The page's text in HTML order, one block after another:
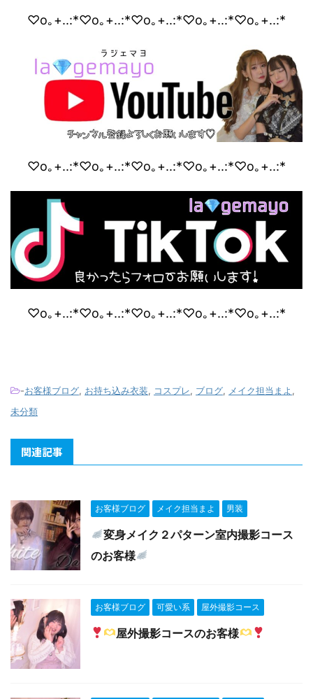
♡o｡+..:*♡o｡+..:*♡o｡+..:*♡o｡+..:*♡o｡+..:*
♡o｡+..:*♡o｡+..:*♡o｡+..:*♡o｡+..:*♡o｡+..:*
♡o｡+..:*♡o｡+..:*♡o｡+..:*♡o｡+..:*♡o｡+..:*
-お客様ブログ, お持ち込み衣装, コスプレ, ブログ, メイク担当まよ ,
未分類
関連記事
お客様ブログ メイク担当まよ 男装
変身メイク２パターン室内撮影コース
のお客様
お客様ブログ 可愛い系 屋外撮影コース
屋外撮影コースのお客様